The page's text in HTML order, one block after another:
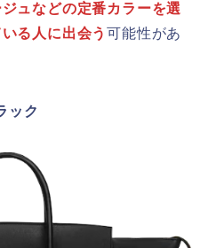
ュなどの定番カラーを選
る人に出会う可能性があ
ック